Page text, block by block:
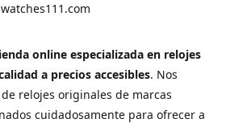
watches111.com
online especializada en relojes
a precios accesibles. Nos
relojes originales de marcas
cuidadosamente para ofrecer a